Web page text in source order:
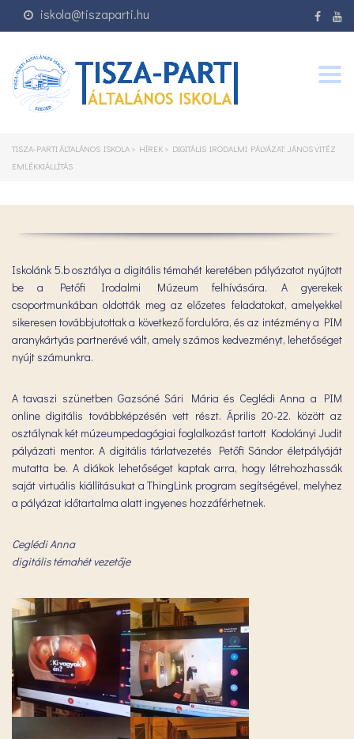
iskola@tiszaparti.hu
TISZA-PARTI ÁLTALÁNOS ISKOLA > HÍREK > DIGITÁLIS IRODALMI PÁLYÁZAT: JÁNOS VITÉZ
EMLÉKKIÁLLÍTÁS
Iskolánk 5.b osztálya a digitális témahét keretében pályázatot nyújtott
be a Petőfi Irodalmi Múzeum felhívására. A gyerekek
csoportmunkában oldották meg az előzetes feladatokat, amelyekkel
sikeresen továbbjutottak a következő fordulóra, és az intézmény a PIM
aranykártyás partnerévé vált, amely számos kedvezményt, lehetőséget
nyújt számunkra.
A tavaszi szünetben Gazsóné Sári Mária és Ceglédi Anna a PIM
online digitális továbbképzésén vett részt. Április 20-22. között az
osztálynak két múzeumpedagógiai foglalkozást tartott Kodolányi Judit
pályázati mentor. A digitális tárlatvezetés Petőfi Sándor életpályáját
mutatta be. A diákok lehetőséget kaptak arra, hogy létrehozhassák
saját virtuális kiállításukat a ThingLink program segítségével, melyhez
a pályázat időtartalma alatt ingyenes hozzáférhetnek.
Ceglédi Anna
digitális témahét vezetője